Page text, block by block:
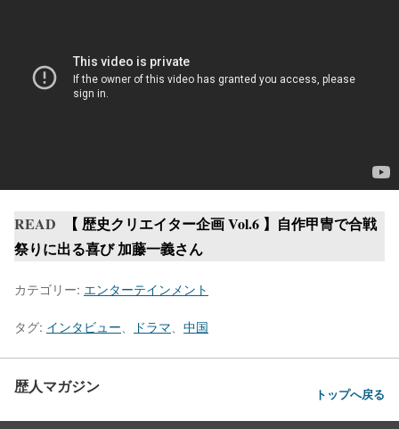
READ
【 歴史クリエイター企画 Vol.6 】自作甲冑で合戦
祭りに出る喜び 加藤一義さん
カテゴリー: エンターテインメント
タグ: インタビュー ドラマ 中国
歴人マガジン トップへ戻る